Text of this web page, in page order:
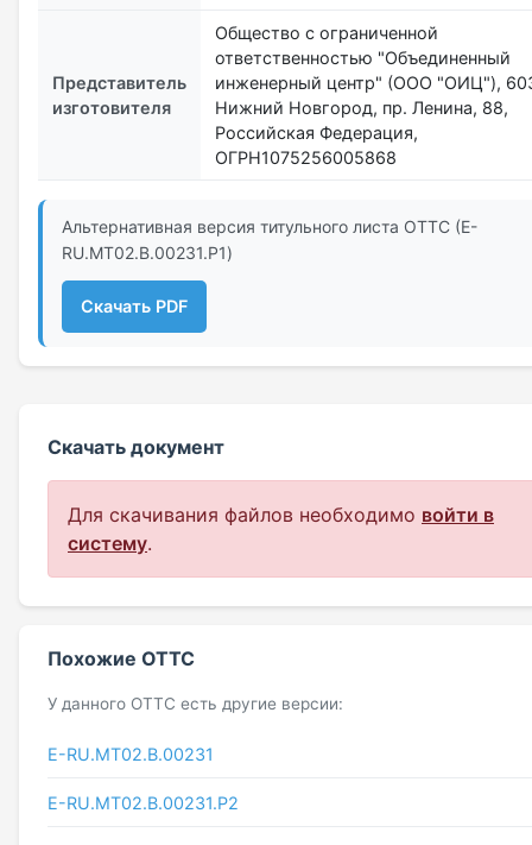
Представитель
изготовителя
Общество с ограниченной
ответственностью "Объединенный
инженерный центр" (ООО "ОИЦ"),
Нижний Новгород, пр. Ленина, 88,
Российская Федерация,
ОГРН1075256005868
Альтернативная версия титульного листа ОТТС (E-
RU.MT02.B.00231.P1)
Скачать PDF
Скачать документ
Для скачивания файлов необходимо войти в
систему.
Похожие ОТТС
У данного ОТТС есть другие версии:
E-RU.MT02.B.00231
E-RU.МТ02.B.00231.P2